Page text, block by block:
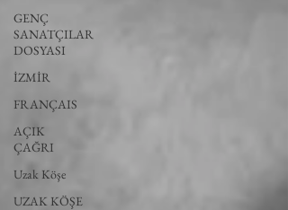
GENÇ
SANATÇILAR
DOSYASI
İZMİR
FRANÇAIS
AÇIK
ÇAĞRI
Uzak Köşe
UZAK KÖŞE